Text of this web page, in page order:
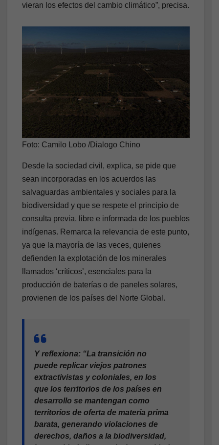
vieran los efectos del cambio climático”, precisa.
Foto: Camilo Lobo /Dialogo Chino
Desde la sociedad civil, explica, se pide que
sean incorporadas en los acuerdos las
salvaguardas ambientales y sociales para la
biodiversidad y que se respete el principio de
consulta previa, libre e informada de los pueblos
indígenas. Remarca la relevancia de este punto,
ya que la mayoría de las veces, quienes
defienden la explotación de los minerales
llamados ‘críticos’, esenciales para la
producción de baterías o de paneles solares,
provienen de los países del Norte Global.
Y reflexiona: “La transición no
puede replicar viejos patrones
extractivistas y coloniales, en los
que los territorios de los países en
desarrollo se mantengan como
territorios de oferta de materia prima
barata, generando violaciones de
derechos, daños a la biodiversidad,